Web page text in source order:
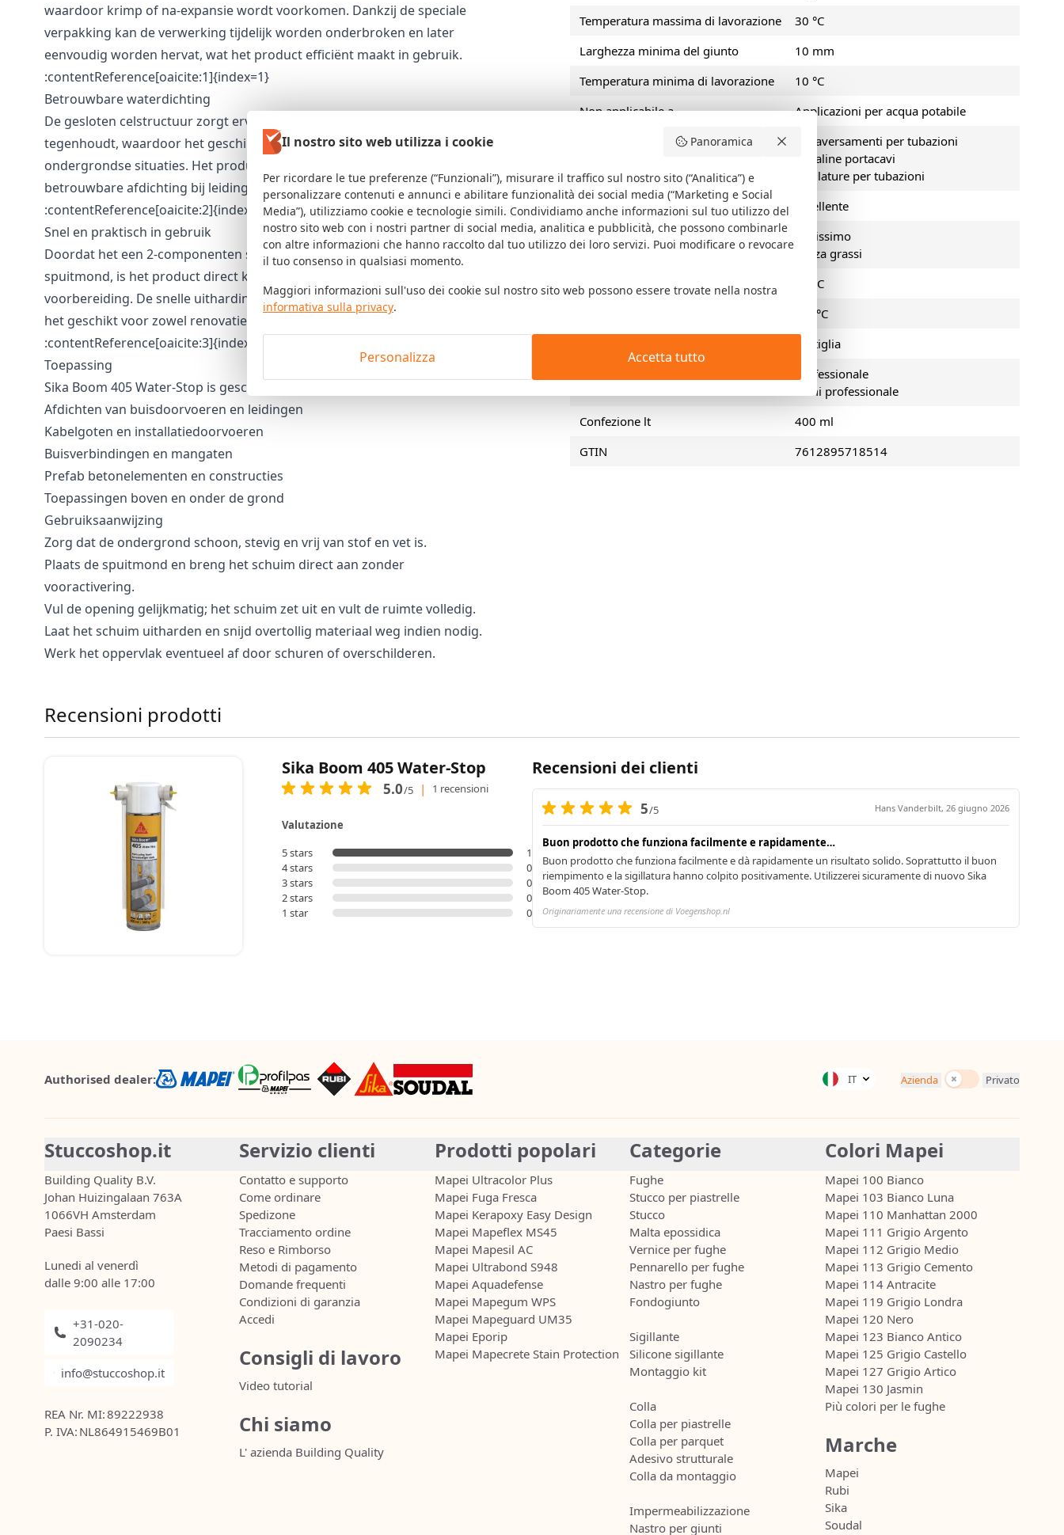
waardoor krimp of na-expansie wordt voorkomen. Dankzij de speciale
verpakking kan de verwerking tijdelijk worden onderbroken en later
eenvoudig worden hervat, wat het product efficiënt maakt in gebruik.
:contentReference[oaicite:1]{index=1}
Betrouwbare waterdichting
De gesloten celstructuur zorgt ervoor dat het schuim effectief water
tegenhoudt, waardoor het geschikt is voor toepassingen in vochtige en
ondergrondse situaties. Het product is getest op waterdruk en biedt een
betrouwbare afdichting bij leidingdoorvoeren en aansluitingen.
:contentReference[oaicite:2]{index=2}
Snel en praktisch in gebruik
Doordat het een 2-componenten systeem is dat automatisch mengt in de
spuitmond, is het product direct klaar voor gebruik zonder extra
voorbereiding. De snelle uitharding verkort de verwerkingstijd en maakt
het geschikt voor zowel renovatie als nieuwbouwprojecten.
:contentReference[oaicite:3]{index=3}
Toepassing
Sika Boom 405 Water-Stop is geschikt voor:
Afdichten van buisdoorvoeren en leidingen
Kabelgoten en installatiedoorvoeren
Buisverbindingen en mangaten
Prefab betonelementen en constructies
Toepassingen boven en onder de grond
Gebruiksaanwijzing
Zorg dat de ondergrond schoon, stevig en vrij van stof en vet is.
Plaats de spuitmond en breng het schuim direct aan zonder
vooractivering.
Vul de opening gelijkmatig; het schuim zet uit en vult de ruimte volledig.
Laat het schuim uitharden en snijd overtollig materiaal weg indien nodig.
Werk het oppervlak eventueel af door schuren of overschilderen.
Temperatura massima di lavorazione
30 °C
Larghezza minima del giunto
10 mm
Temperatura minima di lavorazione
10 °C
Non applicabile a
Applicazioni per acqua potabile
Attraversamenti per tubazioni
Canaline portacavi
Sigillature per tubazioni
Resistente all'umidità
Eccellente
Condizione del substrato
Bellissimo
Senza grassi
Resistenza alla temperatura (massima)
80 °C
-40 °C
Bottiglia
Professionale
Semi professionale
Confezione lt
400 ml
GTIN
7612895718514
Recensioni prodotti
Sika Boom 405 Water-Stop
5.0/5 | 1 recensioni
Valutazione
5 stars
1
4 stars
0
3 stars
0
2 stars
0
1 star
0
Recensioni dei clienti
5/5 Hans Vanderbilt, 26 giugno 2026
Buon prodotto che funziona facilmente e rapidamente…
Buon prodotto che funziona facilmente e dà rapidamente un risultato solido. Soprattutto il buon
riempimento e la sigillatura hanno colpito positivamente. Utilizzerei sicuramente di nuovo Sika
Boom 405 Water-Stop.
Originariamente una recensione di Voegenshop.nl
Authorised dealer: IT Azienda Tasse incluse
Privato
Stuccoshop.it
Building Quality B.V.
Johan Huizingalaan 763A
1066VH Amsterdam
Paesi Bassi
Lunedi al venerdì
dalle 9:00 alle 17:00
+31-020-
2090234
info@stuccoshop.it
REA Nr. MI:89222938
P. IVA: NL864915469B01
Servizio clienti
Contatto e supporto
Come ordinare
Spedizone
Tracciamento ordine
Reso e Rimborso
Metodi di pagamento
Domande frequenti
Condizioni di garanzia
Accedi
Consigli di lavoro
Video tutorial
Chi siamo
L' azienda Building Quality
Prodotti popolari
Mapei Ultracolor Plus
Mapei Fuga Fresca
Mapei Kerapoxy Easy Design
Mapei Mapeflex MS45
Mapei Mapesil AC
Mapei Ultrabond S948
Mapei Aquadefense
Mapei Mapegum WPS
Mapei Mapeguard UM35
Mapei Eporip
Mapei Mapecrete Stain Protection
Categorie
Fughe
Stucco per piastrelle
Stucco
Malta epossidica
Vernice per fughe
Pennarello per fughe
Nastro per fughe
Fondogiunto
Sigillante
Silicone sigillante
Montaggio kit
Colla
Colla per piastrelle
Colla per parquet
Adesivo strutturale
Colla da montaggio
Impermeabilizzazione
Nastro per giunti
Colori Mapei
Mapei 100 Bianco
Mapei 103 Bianco Luna
Mapei 110 Manhattan 2000
Mapei 111 Grigio Argento
Mapei 112 Grigio Medio
Mapei 113 Grigio Cemento
Mapei 114 Antracite
Mapei 119 Grigio Londra
Mapei 120 Nero
Mapei 123 Bianco Antico
Mapei 125 Grigio Castello
Mapei 127 Grigio Artico
Mapei 130 Jasmin
Più colori per le fughe
Marche
Mapei
Rubi
Sika
Soudal
Il nostro sito web utilizza i cookie Panoramica
Per ricordare le tue preferenze (“Funzionali”), misurare il traffico sul nostro sito (“Analitica”) e
personalizzare contenuti e annunci e abilitare funzionalità dei social media (“Marketing e Social
Media”), utilizziamo cookie e tecnologie simili. Condividiamo anche informazioni sul tuo utilizzo del
nostro sito web con i nostri partner di social media, analitica e pubblicità, che possono combinarle
con altre informazioni che hanno raccolto dal tuo utilizzo dei loro servizi. Puoi modificare o revocare
il tuo consenso in qualsiasi momento.
Maggiori informazioni sull'uso dei cookie sul nostro sito web possono essere trovate nella nostra
informativa sulla privacy.
Personalizza Accetta tutto